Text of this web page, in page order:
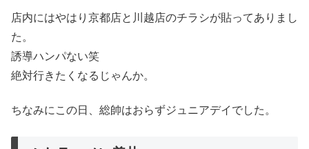
店内にはやはり京都店と川越店のチラシが貼ってありまし
た。
誘導ハンパない笑
絶対行きたくなるじゃんか。
ちなみにこの日、総帥はおらずジュニアデイでした。